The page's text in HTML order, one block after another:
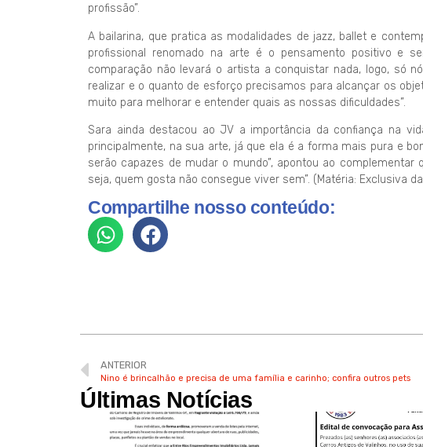
profissão”.
A bailarina, que pratica as modalidades de jazz, ballet e
profissional renomado na arte é o pensamento positivo e
comparação não levará o artista a conquistar nada, logo, só
realizar e o quanto de esforço precisamos para alcançar os
muito para melhorar e entender quais as nossas dificuldades”.
Sara ainda destacou ao JV a importância da confiança na
principalmente, na sua arte, já que ela é a forma mais pura e
serão capazes de mudar o mundo”, apontou ao
seja, quem gosta não consegue viver sem”. (Matéria: Exclusiva
Compartilhe nosso conteúdo:
ANTERIOR
Nino é brincalhão e precisa de uma família e carinho; confira outros pets
Últimas Notícias